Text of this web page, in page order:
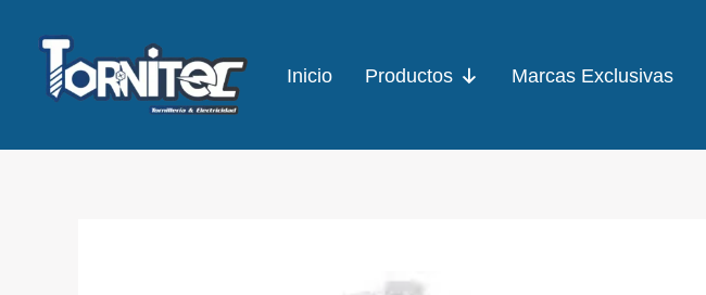
contenido
Inicio Productos Marcas Exclusivas